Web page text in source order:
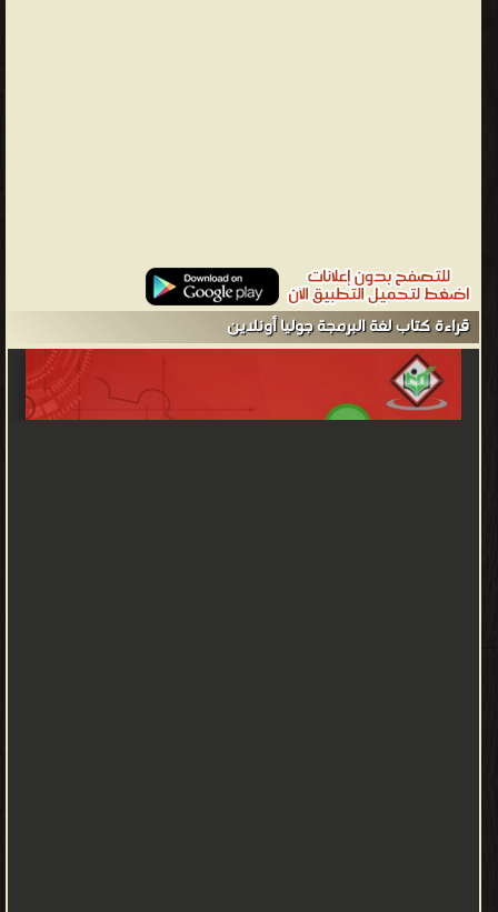
قراءة كتاب لغة البرمجة جوليا أونلاين